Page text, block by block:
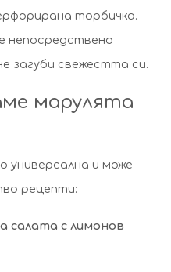
торбичка.
непосредствено
загуби свежестта си.
марулята
универсална и може
рецепти:
салата с лимонов